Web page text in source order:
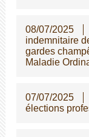
08/07/2025
indemnitaire
gardes
Maladie
07/07/2025
élections